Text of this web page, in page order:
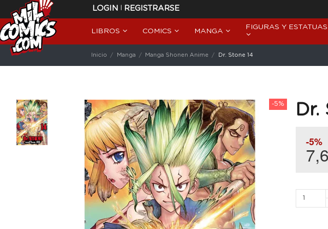
LOGIN | REGISTRARSE
LIBROS COMICS MANGA
FIGURAS Y ESTATUAS
Inicio Manga Manga Shonen Anime Dr. Stone 14
-5% Dr.
-5%